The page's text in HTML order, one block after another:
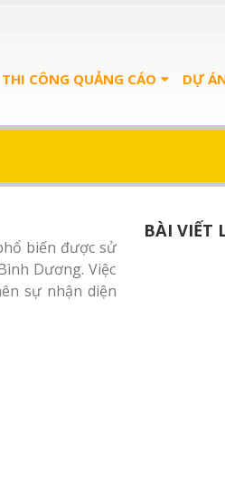
THI CÔNG QUẢNG CÁO DỰ
biến được sử
Dương. Việc
sự nhận diện
BÀI VIẾT